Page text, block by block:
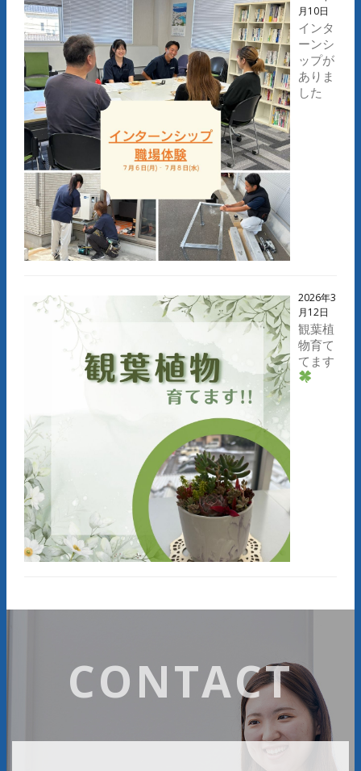
月10日
インタ
ーンシ
ップが
ありま
した
2026年3
月12日
観葉植
物育て
てます
CONTACT